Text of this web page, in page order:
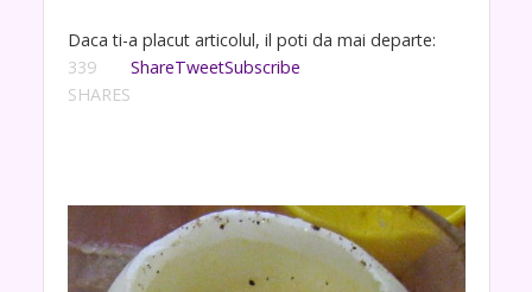
Daca ti-a placut articolul, il poti da mai departe:
339
SHARES
ShareTweetSubscribe